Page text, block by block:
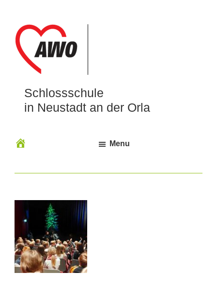
Schlossschule
in Neustadt an der Orla
Menu